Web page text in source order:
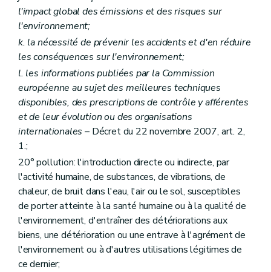
Art. 154
Art. 155
Art. 156
Art. 157
Art. 158
Art. 159
Art. 160
Art. 161
Art. 162
Art. 163
Art. 164
Art. 165
Art. 167
Art. 168
Art. 169
Section 4 Evaluation des incidences
Art. 170
l'impact global des émissions et des risques sur
l'environnement;
k. la nécessité de prévenir les accidents et d'en réduire
les conséquences sur l'environnement;
l. les informations publiées par la Commission
européenne au sujet des meilleures techniques
disponibles, des prescriptions de contrôle y afférentes
et de leur évolution ou des organisations
internationales – Décret du 22 novembre 2007, art. 2,
1.;
20° pollution: l'introduction directe ou indirecte, par
l'activité humaine, de substances, de vibrations, de
chaleur, de bruit dans l'eau, l'air ou le sol, susceptibles
de porter atteinte à la santé humaine ou à la qualité de
l'environnement, d'entraîner des détériorations aux
biens, une détérioration ou une entrave à l'agrément de
l'environnement ou à d'autres utilisations légitimes de
ce dernier;